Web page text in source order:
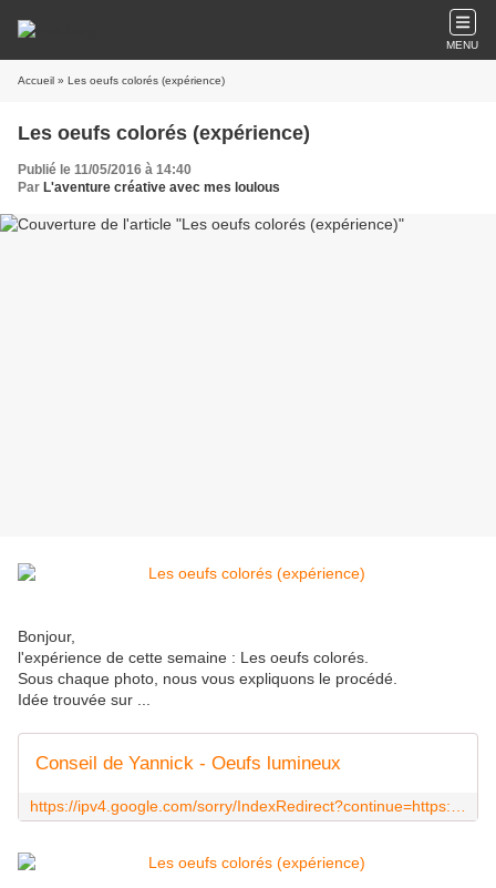
MENU
Accueil » Les oeufs colorés (expérience)
Les oeufs colorés (expérience)
Publié le 11/05/2016 à 14:40
Par L'aventure créative avec mes loulous
Bonjour,
l'expérience de cette semaine : Les oeufs colorés.
Sous chaque photo, nous vous expliquons le procédé.
Idée trouvée sur ...
Conseil de Yannick - Oeufs lumineux